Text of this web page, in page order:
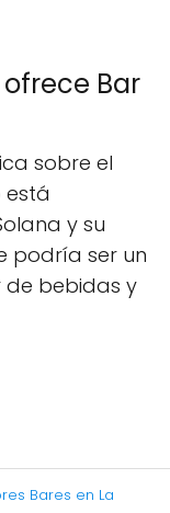
Bar
sobre el
está
y su
podría ser un
bebidas y
Bares en La